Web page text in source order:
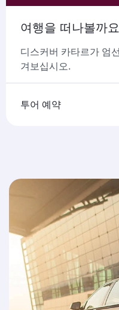
여행을 떠나볼까요
디스커버 카타르가 엄
겨보십시오.
투어 예약